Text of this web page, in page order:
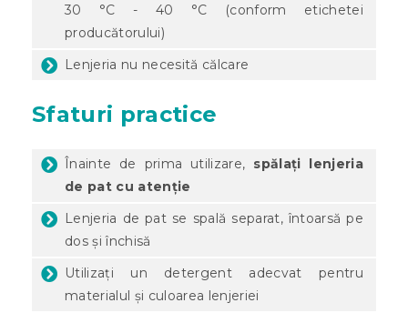
30 °C - 40 °C (conform etichetei
producătorului)
Lenjeria nu necesită călcare
Sfaturi practice
Înainte de prima utilizare, spălați lenjeria
de pat cu atenție
Lenjeria de pat se spală separat, întoarsă pe
dos și închisă
Utilizați un detergent adecvat pentru
materialul și culoarea lenjeriei